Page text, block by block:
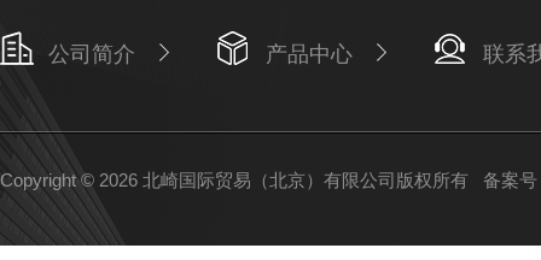
公司简介 产品中心 联系
Copyright © 2026 北崎国际贸易（北京）有限公司版权所有 备案号